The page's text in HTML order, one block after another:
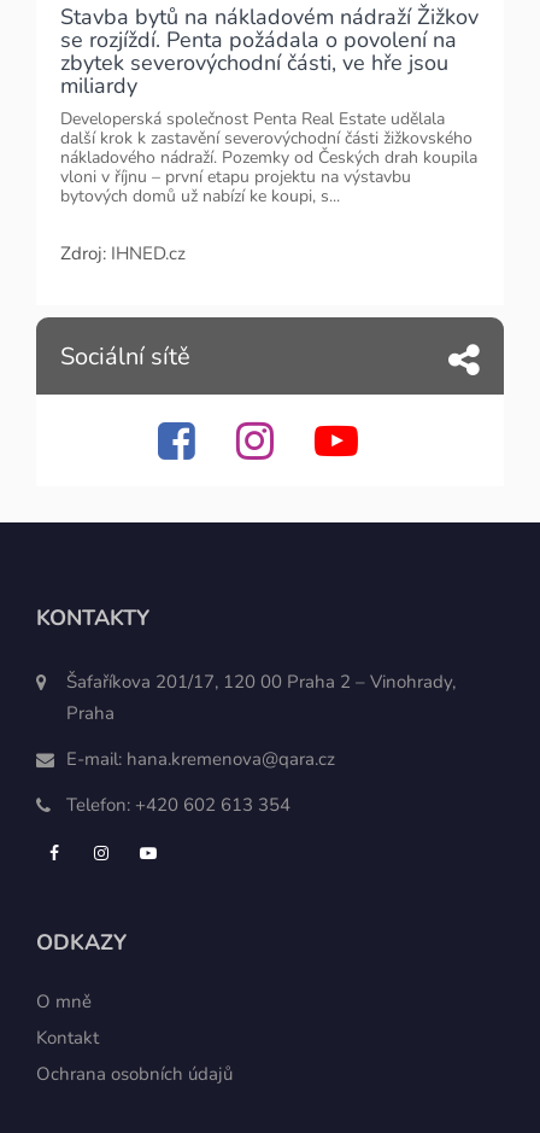
Stavba bytů na nákladovém nádraží Žižkov
se rozjíždí. Penta požádala o povolení na
zbytek severovýchodní části, ve hře jsou
miliardy
Developerská společnost Penta Real Estate udělala
další krok k zastavění severovýchodní části žižkovského
nákladového nádraží. Pozemky od Českých drah koupila
vloni v říjnu – první etapu projektu na výstavbu
bytových domů už nabízí ke koupi, s...
Zdroj: IHNED.cz
Sociální sítě
KONTAKTY
Šafaříkova 201/17, 120 00 Praha 2 – Vinohrady,
Praha
E-mail: hana.kremenova@qara.cz
Telefon: +420 602 613 354
ODKAZY
O mně
Kontakt
Ochrana osobních údajů